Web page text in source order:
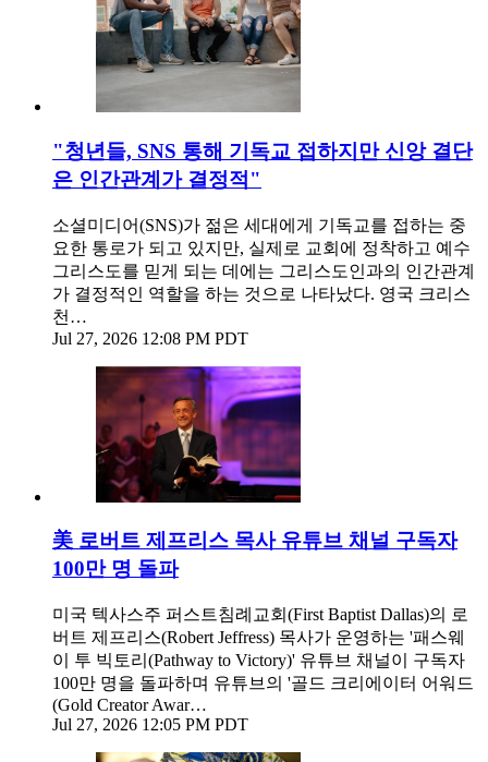
"청년들, SNS 통해 기독교 접하지만 신앙 결단
은 인간관계가 결정적"
소셜미디어(SNS)가 젊은 세대에게 기독교를 접하는 중
요한 통로가 되고 있지만, 실제로 교회에 정착하고 예수
그리스도를 믿게 되는 데에는 그리스도인과의 인간관계
가 결정적인 역할을 하는 것으로 나타났다. 영국 크리스
천…
Jul 27, 2026 12:08 PM PDT
美 로버트 제프리스 목사 유튜브 채널 구독자
100만 명 돌파
미국 텍사스주 퍼스트침례교회(First Baptist Dallas)의 로
버트 제프리스(Robert Jeffress) 목사가 운영하는 '패스웨
이 투 빅토리(Pathway to Victory)' 유튜브 채널이 구독자
100만 명을 돌파하며 유튜브의 '골드 크리에이터 어워드
(Gold Creator Awar…
Jul 27, 2026 12:05 PM PDT